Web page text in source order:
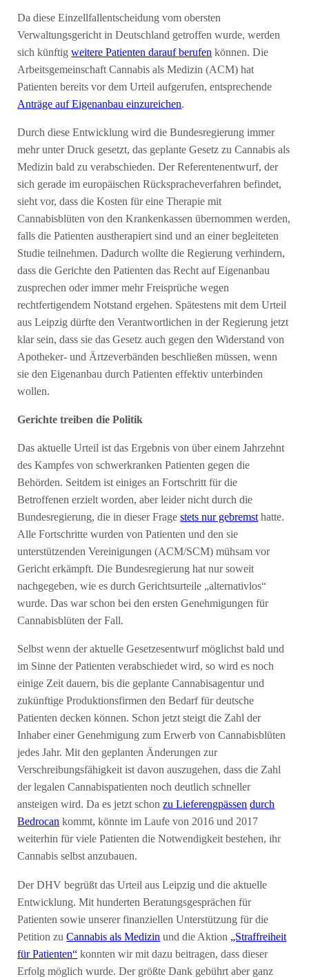
Da diese Einzellfallentscheidung vom obersten
Verwaltungsgericht in Deutschland getroffen wurde, werden
sich künftigweitere Patienten darauf berufen können. Die
Arbeitsgemeinschaft Cannabis als Medizin (ACM) hat
Patienten bereits vor dem Urteil aufgerufen, entsprechende
Anträge auf Eigenanbau einzureichen.
Durch diese Entwicklung wird die Bundesregierung immer
mehr unter Druck gesetzt, das geplante Gesetz zu Cannabis als
Medizin bald zu verabschieden. Der Referentenentwurf, der
sich gerade im europäischen Rückspracheverfahren befindet,
sieht vor, dass die Kosten für eine Therapie mit
Cannabisblüten von den Krankenkassen übernommen werden,
falls die Patienten austherapiert sind und an einer begleiteten
Studie teilnehmen. Dadurch wollte die Regierung verhindern,
dass die Gerichte den Patienten das Recht auf Eigenanbau
zusprechen oder immer mehr Freisprüche wegen
rechtfertigendem Notstand ergehen. Spätestens mit dem Urteil
aus Leipzig dürfte den Verantwortlichen in der Regierung jetzt
klar sein, dass sie das Gesetz auch gegen den Widerstand von
Apotheker- und Ärtzeverbänden beschließen müssen, wenn
sie den Eigenanbau durch Patienten effektiv unterbinden
wollen.
Gerichte treiben die Politik
Das aktuelle Urteil ist das Ergebnis von über einem Jahrzehnt
des Kampfes von schwerkranken Patienten gegen die
Behörden. Seitdem ist einiges an Fortschritt für die
Betroffenen erzielt worden, aber leider nicht durch die
Bundesregierung, die in dieser Fragestets nur gebremsthatte.
Alle Fortschritte wurden von Patienten und den sie
unterstützenden Vereinigungen (ACM/SCM) mühsam vor
Gericht erkämpft. Die Bundesregierung hat nur soweit
nachgegeben, wie es durch Gerichtsurteile „alternativlos“
wurde. Das war schon bei den ersten Genehmigungen für
Cannabisblüten der Fall.
Selbst wenn der aktuelle Gesetzesentwurf möglichst bald und
im Sinne der Patienten verabschiedet wird, so wird es noch
einige Zeit dauern, bis die geplante Cannabisagentur und
zukünftige Produktionsfirmen den Bedarf für deutsche
Patienten decken können. Schon jetzt steigt die Zahl der
Inhaber einer Genehmigung zum Erwerb von Cannabisblüten
jedes Jahr. Mit den geplanten Änderungen zur
Verschreibungsfähigkeit ist davon auszugehen, dass die Zahl
der legalen Cannabispatienten noch deutlich schneller
ansteigen wird. Da es jetzt schonzu Lieferengpässen durch
Bedrocan kommt, könnte im Laufe von 2016 und 2017
weiterhin für viele Patienten die Notwendigkeit bestehen, ihr
Cannabis selbst anzubauen.
Der DHV begrüßt das Urteil aus Leipzig und die aktuelle
Entwicklung. Mit hunderten Beratungsgesprächen für
Patienten sowie unserer finanziellen Unterstützung für die
Petition zuCannabis als Medizin und die Aktion „Straffreiheit
für Patienten“ konnten wir mit dazu beitragen, dass dieser
Erfolg möglich wurde. Der größte Dank gebührt aber ganz